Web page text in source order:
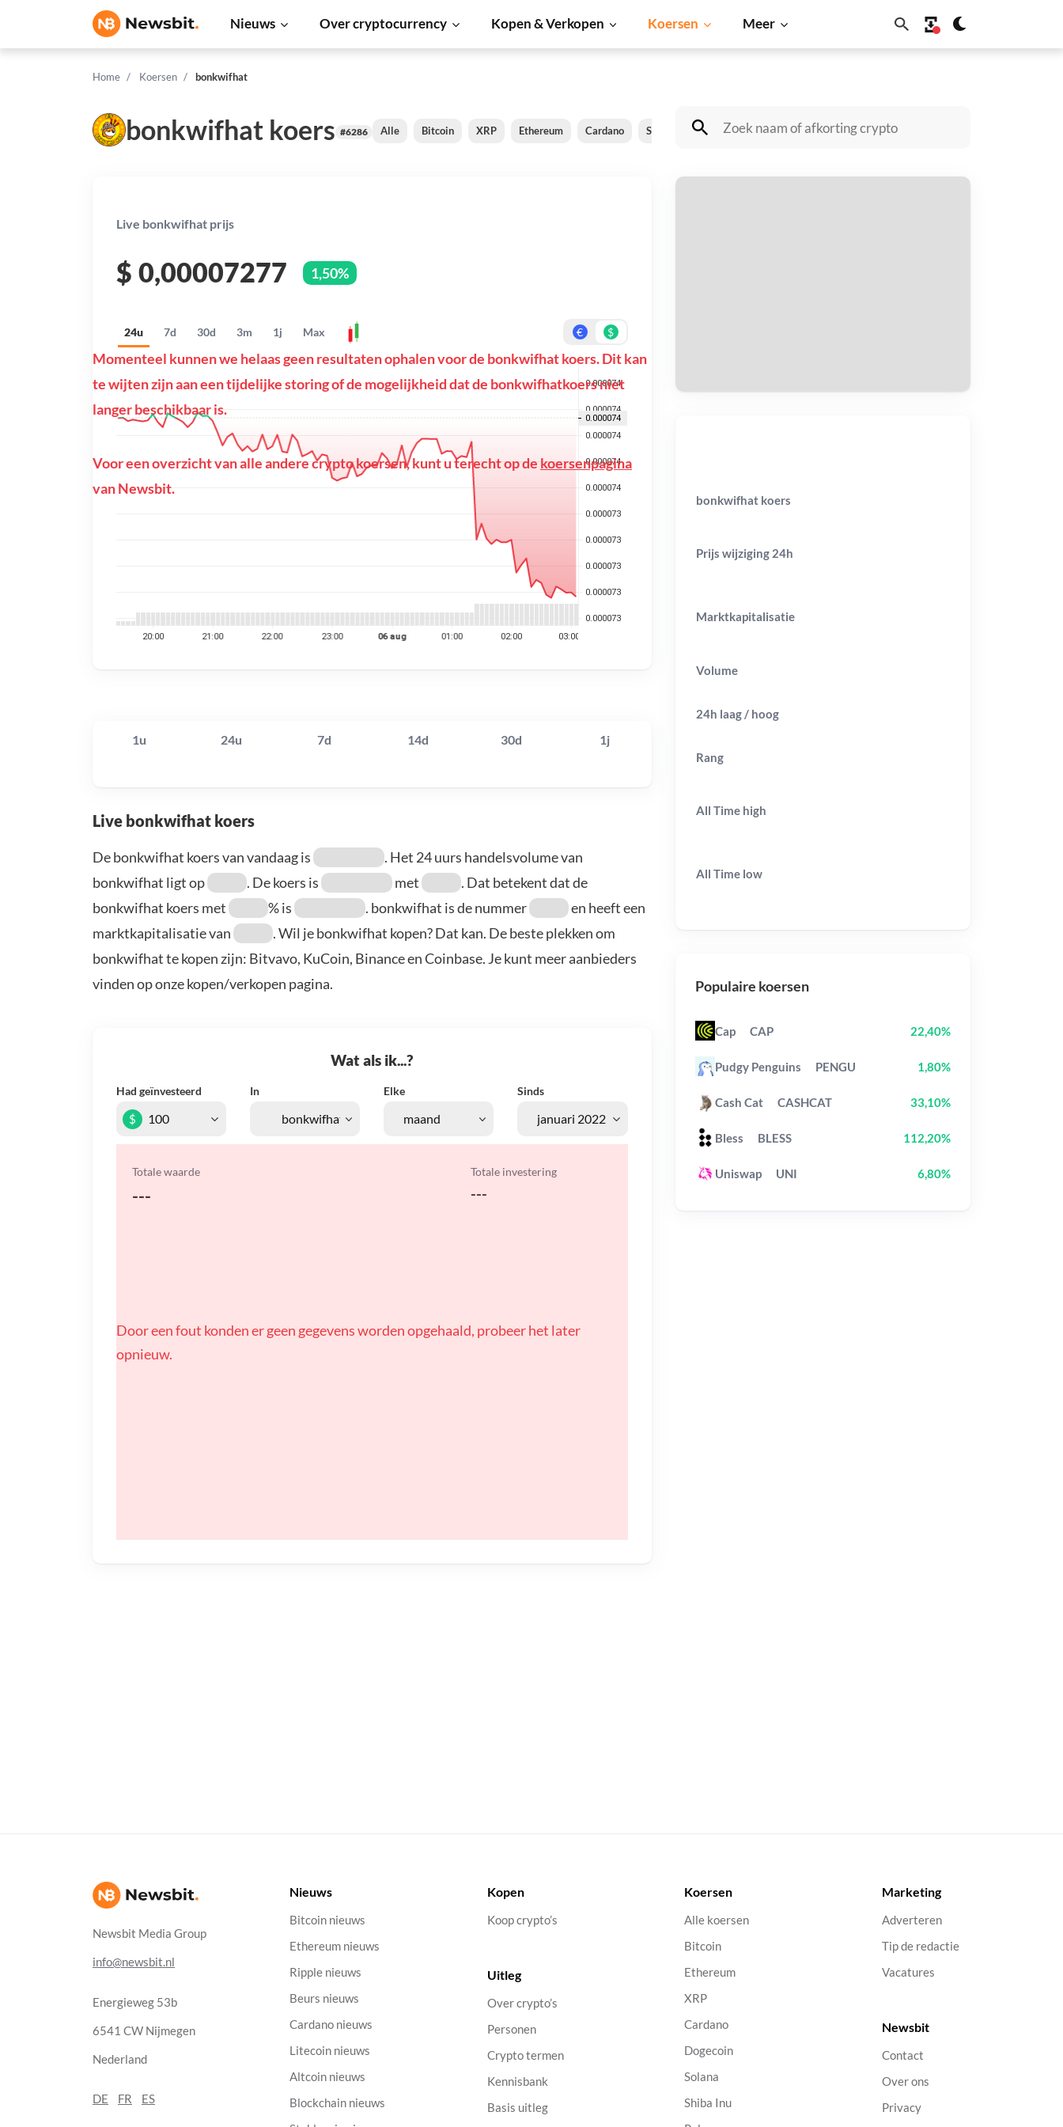
Nieuws Over cryptocurrency Kopen & Verkopen Koersen Meer
Home Koersen bonkwifhat
bonkwifhat koers #6286 Alle Bitcoin XRP Ethereum Cardano Shiba Inu Dogecoin Solana BNB
Live bonkwifhat prijs
$ 0,00007277 1,50%
24u 7d 30d 3m 1j Max € $
Momenteel kunnen we helaas geen resultaten ophalen voor de bonkwifhat koers. Dit kan
te wijten zijn aan een tijdelijke storing of de mogelijkheid dat de bonkwifhatkoers niet
langer beschikbaar is.
Voor een overzicht van alle andere crypto koersen, kunt u terecht op de koersenpagina
van Newsbit.
1u 24u 7d 14d 30d 1j
Live bonkwifhat koers
De bonkwifhat koers van vandaag is
. Het 24 uurs handelsvolume van
bonkwifhat ligt op
. De koers is met
. Dat betekent dat de
bonkwifhat koers met
% is . bonkwifhat is de nummer
en heeft een
marktkapitalisatie van
. Wil je bonkwifhat kopen? Dat kan. De beste plekken om
bonkwifhat te kopen zijn: Bitvavo, KuCoin, Binance en Coinbase. Je kunt meer aanbieders
vinden op onze kopen/verkopen pagina.
Wat als ik...?
Had geïnvesteerd In Elke Sinds
$
Totale waarde
---
Totale investering
---
Door een fout konden er geen gegevens worden opgehaald, probeer het later
opnieuw.
bonkwifhat koers
Prijs wijziging 24h
Marktkapitalisatie
Volume
24h laag / hoog
Rang
All Time high
All Time low
Populaire koersen
Cap CAP 22,40%
Pudgy Penguins PENGU 1,80%
Cash Cat CASHCAT 33,10%
Bless BLESS 112,20%
Uniswap UNI 6,80%
Newsbit Media Group
info@newsbit.nl
Energieweg 53b
6541 CW Nijmegen
Nederland
DE FR ES
Nieuws
Bitcoin nieuws
Ethereum nieuws
Ripple nieuws
Beurs nieuws
Cardano nieuws
Litecoin nieuws
Altcoin nieuws
Blockchain nieuws
Kopen
Koop crypto’s
Uitleg
Over crypto’s
Personen
Crypto termen
Kennisbank
Basis uitleg
Koersen
Alle koersen
Bitcoin
Ethereum
XRP
Cardano
Dogecoin
Solana
Shiba Inu
Marketing
Adverteren
Tip de redactie
Vacatures
Newsbit
Contact
Over ons
Privacy